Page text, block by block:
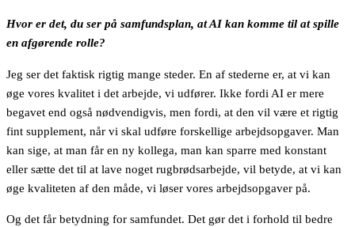
Hvor er det, du ser på samfundsplan, at AI kan komme til at spille
en afgørende rolle?
Jeg ser det faktisk rigtig mange steder. En af stederne er, at vi kan
øge vores kvalitet i det arbejde, vi udfører. Ikke fordi AI er mere
begavet end også nødvendigvis, men fordi, at den vil være et rigtig
fint supplement, når vi skal udføre forskellige arbejdsopgaver. Man
kan sige, at man får en ny kollega, man kan sparre med konstant
eller sætte det til at lave noget rugbrødsarbejde, vil betyde, at vi kan
øge kvaliteten af den måde, vi løser vores arbejdsopgaver på.
Og det får betydning for samfundet. Det gør det i forhold til bedre